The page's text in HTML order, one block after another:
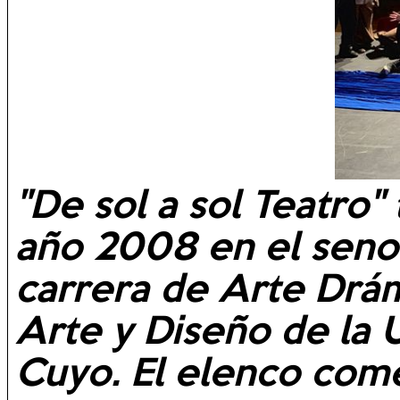
"De sol a sol
año 2008 en el
carrera de Arte
Arte y Diseño de la
Cuyo. El elenco